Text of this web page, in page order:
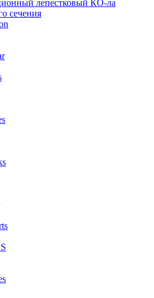
лепестковый КО-ла
сечения